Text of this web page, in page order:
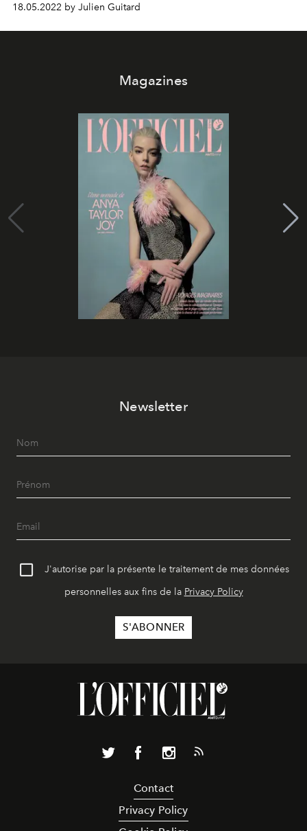
quelques kilomètres de Saint Tropez. Fare la scarpetta !
18.05.2022 by Julien Guitard
Magazines
Newsletter
J'autorise par la présente le traitement de mes données
personnelles aux fins de la Privacy Policy
Contact
Privacy Policy